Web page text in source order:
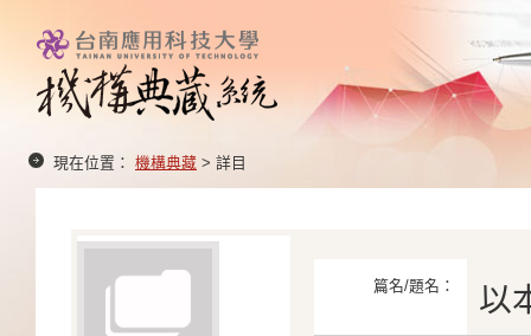
現在位置： 機構典藏 > 詳目
篇名/題名： 以